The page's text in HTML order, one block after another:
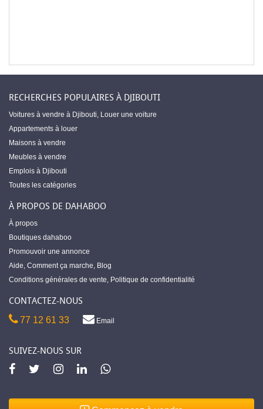
RECHERCHES POPULAIRES À DJIBOUTI
Voitures à vendre à Djibouti, Louer une voiture
Appartements à louer
Maisons à vendre
Meubles à vendre
Emplois à Djibouti
Toutes les catégories
À PROPOS DE DAHABOO
À propos
Boutiques dahaboo
Promouvoir une annonce
Aide, Comment ça marche, Blog
Conditions générales de vente, Politique de confidentialité
CONTACTEZ-NOUS
77 12 61 33 Email
SUIVEZ-NOUS SUR